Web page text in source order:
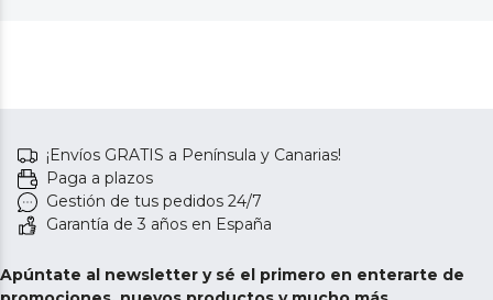
¡Envíos GRATIS a Península y Canarias!
Paga a plazos
Gestión de tus pedidos 24/7
Garantía de 3 años en España
Apúntate al newsletter y sé el primero en enterarte de